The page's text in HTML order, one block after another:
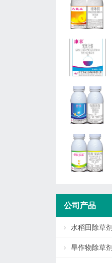
公司产品
水稻田除草剂
旱作物除草剂